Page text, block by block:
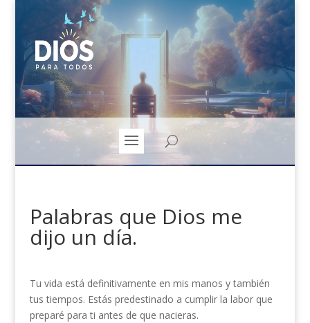
Palabras que Dios me
dijo un día.
Tu vida está definitivamente en mis manos y también
tus tiempos. Estás predestinado a cumplir la labor que
preparé para ti antes de que nacieras.